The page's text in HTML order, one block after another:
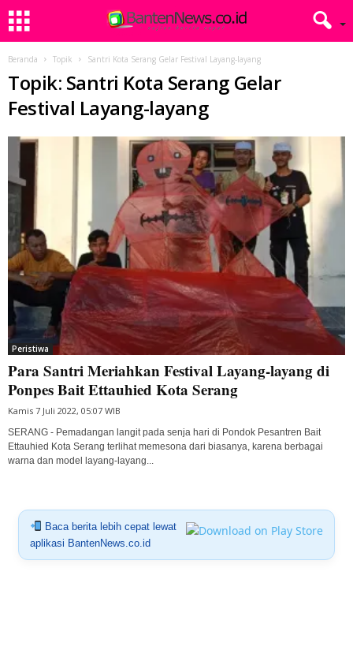
Beranda Topik Santri Kota Serang Gelar Festival Layang-layang
Topik: Santri Kota Serang Gelar
Festival Layang-layang
Peristiwa
Para Santri Meriahkan Festival Layang-layang di
Ponpes Bait Ettauhied Kota Serang
Kamis 7 Juli 2022, 05:07 WIB
SERANG - Pemadangan langit pada senja hari di Pondok Pesantren Bait
Ettauhied Kota Serang terlihat memesona dari biasanya, karena berbagai
warna dan model layang-layang...
Baca berita lebih cepat lewat
aplikasi BantenNews.co.id